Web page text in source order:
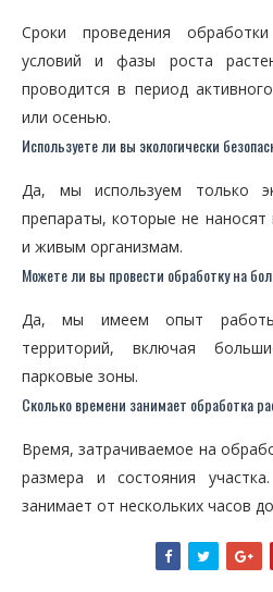
Сроки проведения
условий и фазы роста
проводится в период
или осенью.
Используете ли вы экологически
Да, мы используем только
препараты, которые не
и живым организмам.
Можете ли вы провести обработку на
Да, мы имеем опыт
территорий, включая
парковые зоны.
Сколько времени занимает обработка
Время, затрачиваемое на
размера и состояния
занимает от нескольких часов